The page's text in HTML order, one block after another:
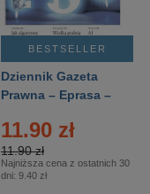
BESTSELLER
Dziennik Gazeta
Prawna – Eprasa –
11.90 zł
11.90 zł
Najniższa cena z ostatnich 30
dni: 9.40 zł